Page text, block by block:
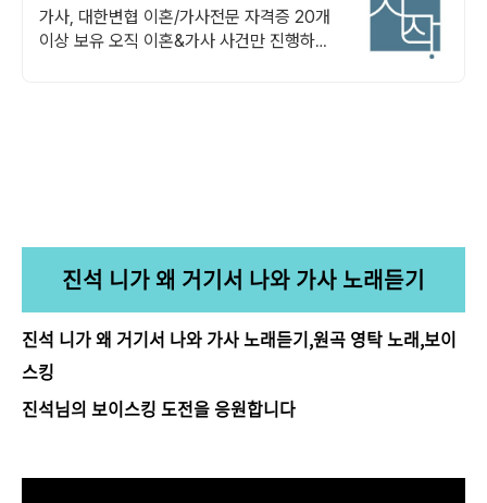
간 비밀상담
가사, 대한변협 이혼/가사전문 자격증 20개
이상 보유 오직 이혼&가사 사건만 진행하는
진석 니가 왜 거기서 나와 가사 노래듣기
진석 니가 왜 거기서 나와 가사 노래듣기,원곡 영탁 노래,보이
스킹
진석님의 보이스킹 도전을 응원합니다